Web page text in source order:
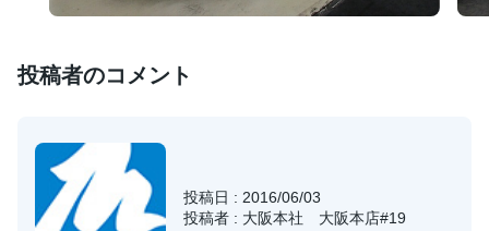
投稿者のコメント
投稿日 : 2016/06/03
投稿者 : 大阪本社 大阪本店#19